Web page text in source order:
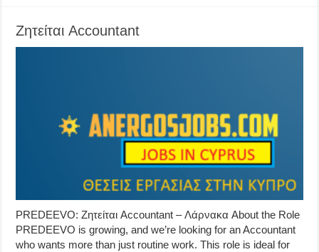
Ζητείται Accountant
PREDEEVO: Ζητείται Accountant – Λάρνακα About the Role
PREDEEVO is growing, and we’re looking for an Accountant
who wants more than just routine work. This role is ideal for